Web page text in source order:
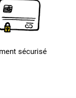
sécurisé